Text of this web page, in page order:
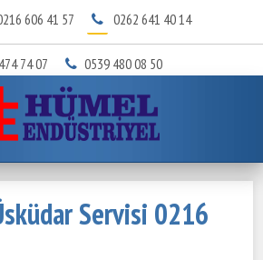
606 41 57 0262 641 40 14
74 07 0539 480 08 50
Servisi 0216